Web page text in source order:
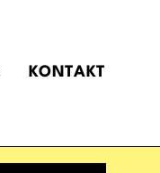
KONTAKT